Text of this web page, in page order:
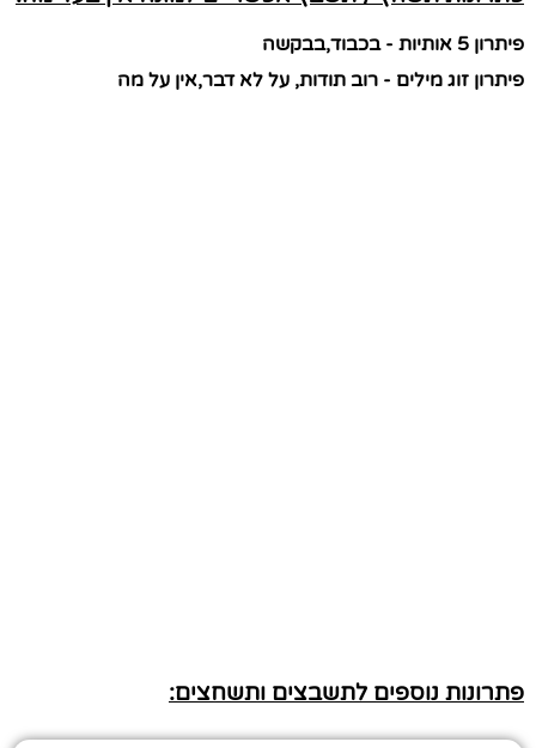
פיתרון 5 אותיות - בכבוד,בבקשה
פיתרון זוג מילים - רוב תודות, על לא דבר,אין על מה
פתרונות נוספים לתשבצים ותשחצים: